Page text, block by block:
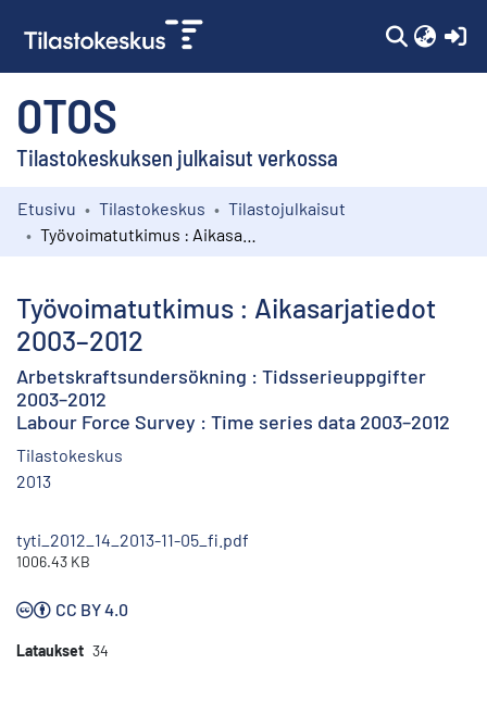
OTOS
Tilastokeskuksen julkaisut verkossa
Kokoelmat
Etusivu Tilastokeskus
Tilastojulkaisut
Työvoimatutkimus : Aikasarjatiedot
2003–2012
Arbetskraftsundersökning : Tidsserieuppgifter
2003–2012
Labour Force Survey : Time series data 2003–2012
Tilastokeskus
2013
tyti_2012_14_2013-11-05_fi.pdf
1006.43 KB
CC BY 4.0
Lataukset 34